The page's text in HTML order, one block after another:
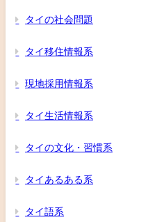
タイの社会問題
タイ移住情報系
現地採用情報系
タイ生活情報系
タイの文化・習慣系
タイあるある系
タイ語系